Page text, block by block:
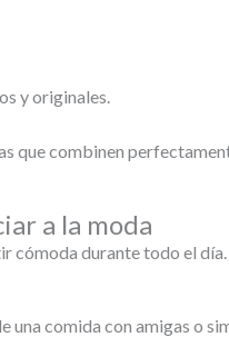
y originales.
que combinen
a la moda
cómoda durante todo el
una comida con amigas o